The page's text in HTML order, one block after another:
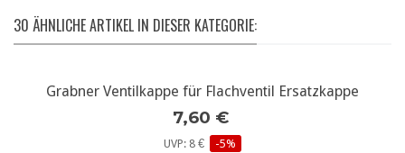
30 ÄHNLICHE ARTIKEL IN DIESER KATEGORIE:
Grabner Ventilkappe für Flachventil Ersatzkappe
7,60 €
UVP: 8 € -5%